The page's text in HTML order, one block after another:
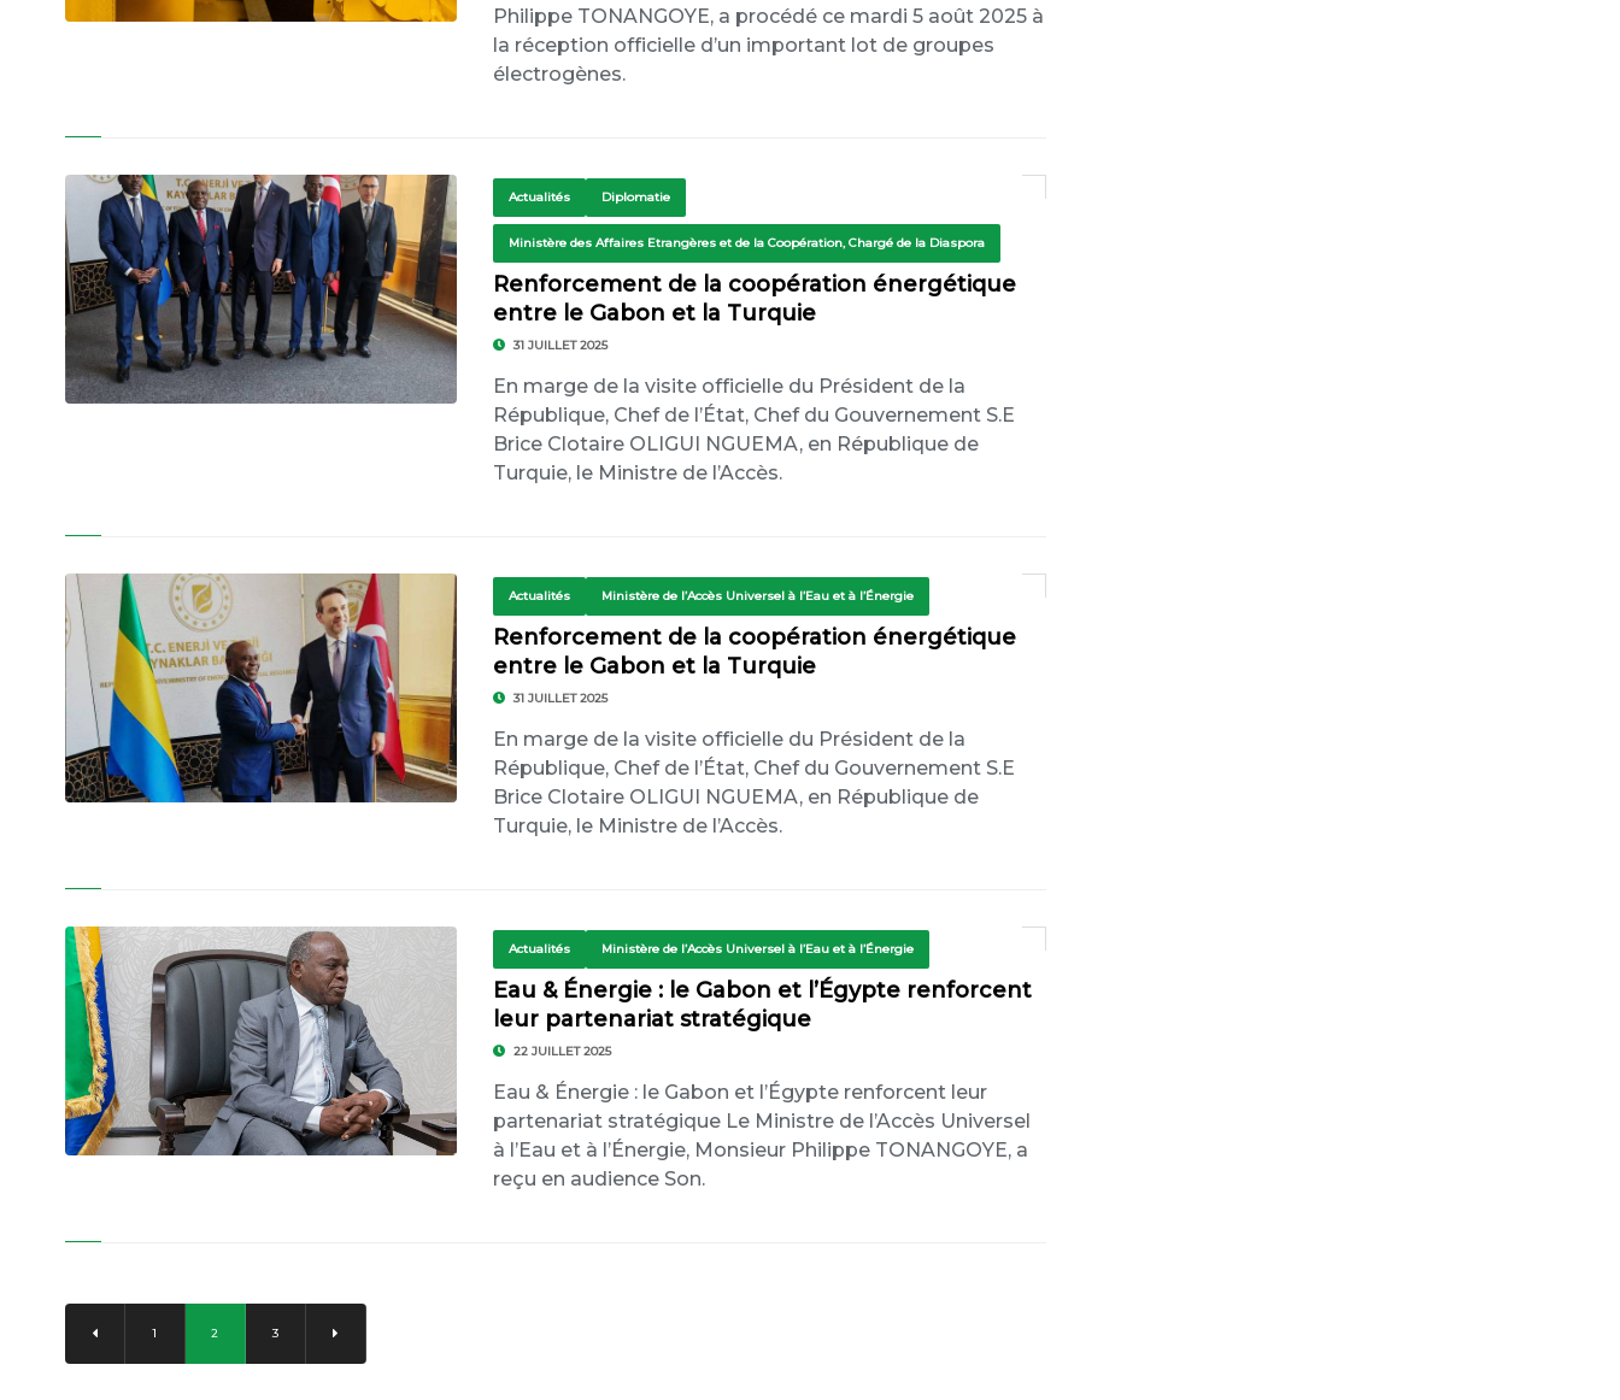
Philippe TONANGOYE, a procédé ce mardi 5 août 2025 à
la réception officielle d’un important lot de groupes
électrogènes.
Actualités Diplomatie
Ministère des Affaires Etrangères et de la Coopération, Chargé de la Diaspora
Renforcement de la coopération énergétique
entre le Gabon et la Turquie
31 JUILLET 2025
En marge de la visite officielle du Président de la
République, Chef de l’État, Chef du Gouvernement S.E
Brice Clotaire OLIGUI NGUEMA, en République de
Turquie, le Ministre de l’Accès.
Actualités Ministère de l’Accès Universel à l’Eau et à l’Énergie
Renforcement de la coopération énergétique
entre le Gabon et la Turquie
31 JUILLET 2025
En marge de la visite officielle du Président de la
République, Chef de l’État, Chef du Gouvernement S.E
Brice Clotaire OLIGUI NGUEMA, en République de
Turquie, le Ministre de l’Accès.
Actualités Ministère de l’Accès Universel à l’Eau et à l’Énergie
Eau & Énergie : le Gabon et l’Égypte renforcent
leur partenariat stratégique
22 JUILLET 2025
Eau & Énergie : le Gabon et l’Égypte renforcent leur
partenariat stratégique Le Ministre de l’Accès Universel
à l’Eau et à l’Énergie, Monsieur Philippe TONANGOYE, a
reçu en audience Son.
1 2 3